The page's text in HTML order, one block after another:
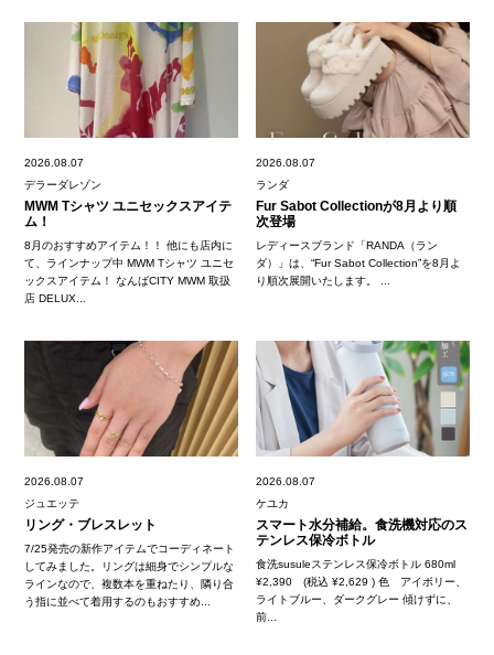
2026.08.07
デラーダレゾン
MWM Tシャツ ユニセックスアイテ
ム！
8月のおすすめアイテム！！ 他にも店内に
て、ラインナップ中 MWM Tシャツ ユニセ
ックスアイテム！ なんばCITY MWM 取扱
店 DELUX...
2026.08.07
ランダ
Fur Sabot Collectionが8月より順
次登場
レディースブランド「RANDA（ラン
ダ）」は、“Fur Sabot Collection”を8月よ
り順次展開いたします。 ...
2026.08.07
ジュエッテ
リング・ブレスレット
7/25発売の新作アイテムでコーディネート
してみました。リングは細身でシンプルな
ラインなので、複数本を重ねたり、隣り合
う指に並べて着用するのもおすすめ...
2026.08.07
ケユカ
スマート水分補給。食洗機対応のス
テンレス保冷ボトル
食洗susuleステンレス保冷ボトル 680ml
¥2,390 (税込 ¥2,629 ) 色 アイボリー、
ライトブルー、ダークグレー 傾けずに、
前...